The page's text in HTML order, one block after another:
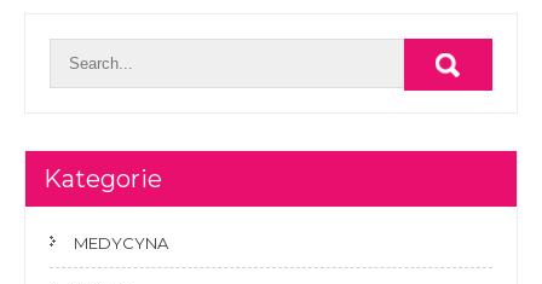
Kategorie
MEDYCYNA